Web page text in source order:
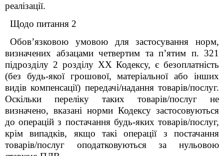
реалізації.
Щодо питання 2
Обов’язковою умовою для застосування норм,
визначених абзацами четвертим та п’ятим п. 321
підрозділу 2 розділу ХХ Кодексу, є безоплатність
(без будь-якої грошової, матеріальної або інших
видів компенсації) передачі/надання товарів/послуг.
Оскільки переліку таких товарів/послуг не
визначено, вказані норми Кодексу застосовуються
до операцій з постачання будь-яких товарів/послуг,
крім випадків, якщо такі операції з постачання
товарів/послуг оподатковуються за нульовою